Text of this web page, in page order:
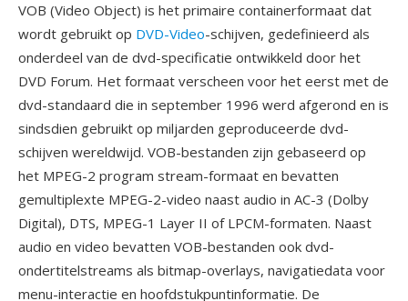
VOB (Video Object) is het primaire containerformaat dat
wordt gebruikt op DVD-Video-schijven, gedefinieerd als
onderdeel van de dvd-specificatie ontwikkeld door het
DVD Forum. Het formaat verscheen voor het eerst met de
dvd-standaard die in september 1996 werd afgerond en is
sindsdien gebruikt op miljarden geproduceerde dvd-
schijven wereldwijd. VOB-bestanden zijn gebaseerd op
het MPEG-2 program stream-formaat en bevatten
gemultiplexte MPEG-2-video naast audio in AC-3 (Dolby
Digital), DTS, MPEG-1 Layer II of LPCM-formaten. Naast
audio en video bevatten VOB-bestanden ook dvd-
ondertitelstreams als bitmap-overlays, navigatiedata voor
menu-interactie en hoofdstukpuntinformatie. De